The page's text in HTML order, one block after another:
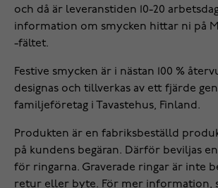
och då är leveranstiden 10-20
information om smycken hittar ni på
-fältet.
Festive smycken är i nästan 100 %
designas och tillverkas av ett fjärde
familjeföretag i Tavastehus, Finland.
Produkten är en fabriksbeställd
på kundens begäran. Därför beviljas
för ringarna. Graverade ringar är inte
retur eller byte. För mer information,